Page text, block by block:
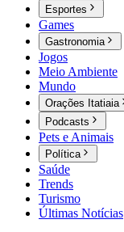
Esportes
Games
Gastronomia
Jogos
Meio Ambiente
Mundo
Orações Itatiaia
Podcasts
Pets e Animais
Política
Saúde
Trends
Turismo
Últimas Notícias